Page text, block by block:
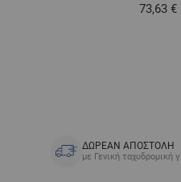
73,63 €
ΔΩΡΕΑΝ ΑΠΟΣΤΟΛΗ
με Γενική ταχυδρομική